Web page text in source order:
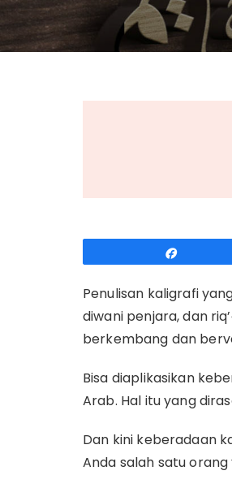
Penulisan kaligrafi
diwani penjara, dan
berkembang dan
Bisa diaplikasikan
Arab. Hal itu yang
Dan kini keberadaan
Anda salah satu